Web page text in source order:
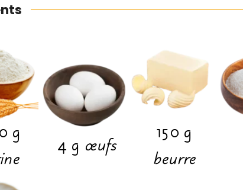
g
4 g œufs
150 g
beurre